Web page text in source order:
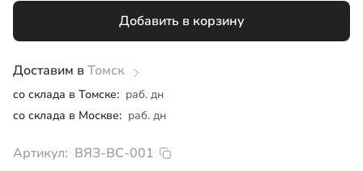
Добавить в корзину
Доставим в Томск
со склада в Томске: раб. дн
со склада в Москве: раб. дн
Артикул: ВЯЗ-ВС-001